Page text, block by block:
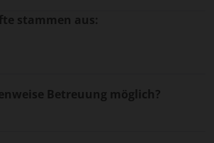
stammen aus:
Betreuung möglich?